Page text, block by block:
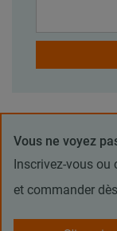
Vous ne voyez
Inscrivez-vous
et commander